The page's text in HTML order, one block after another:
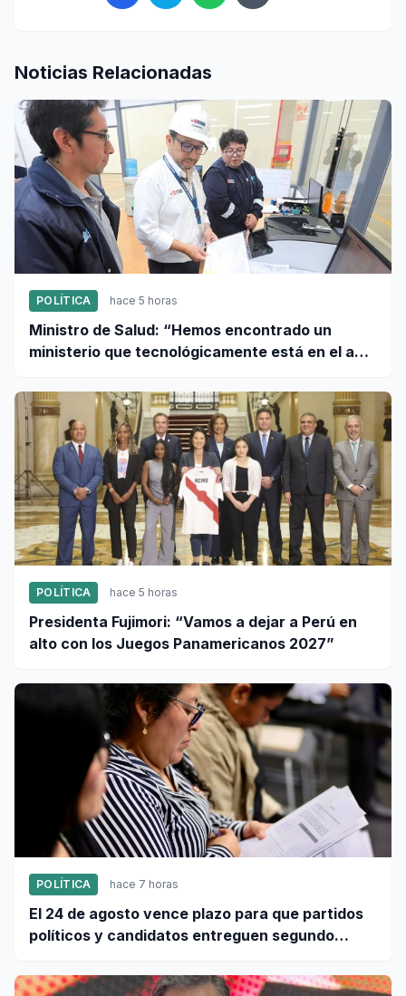
Noticias Relacionadas
POLÍTICA hace 5 horas
Ministro de Salud: “Hemos encontrado un
ministerio que tecnológicamente está en el año
POLÍTICA hace 5 horas
Presidenta Fujimori: “Vamos a dejar a Perú en
alto con los Juegos Panamericanos 2027”
POLÍTICA hace 7 horas
El 24 de agosto vence plazo para que partidos
políticos y candidatos entreguen segundo